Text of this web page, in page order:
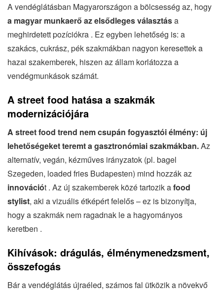
A vendéglátásban Magyarországon a bölcsesség az, hogy
a magyar munkaerő az elsődleges választása
meghirdetett pozíciókra . Ez egyben lehetőség is: a
szakács, cukrász, pék szakmákban nagyon keresettek a
hazai szakemberek, hiszen az állam korlátozza a
vendégmunkások számát.
A street food hatása a szakmák
modernizációjára
A street food trend nem csupán fogyasztói élmény: új
lehetőségeket teremt a gasztronómiai szakmákban.Az
alternatív, vegán, kézműves irányzatok (pl. bagel
Szegeden, loaded fries Budapesten) mind hozzák az
innovációt . Az új szakemberek közé tartozik afood
stylist, aki a vizuális étképért felelős – ez is bizonyítja,
hogy a szakmák nem ragadnak le a hagyományos
keretben .
Kihívások: drágulás, élménymenedzsment,
összefogás
Bár a vendéglátás újraéled, számos fal ütközik a növekvő